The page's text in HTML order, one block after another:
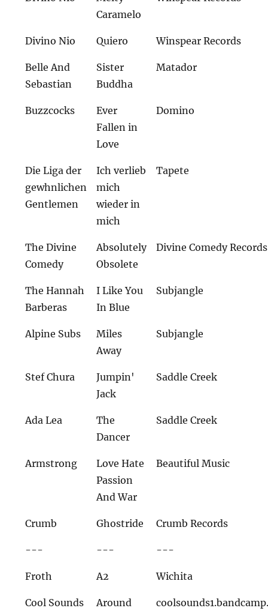
Caramelo
Divino Nio Quiero Winspear Records
Belle And
Sebastian
Sister
Buddha
Matador
Buzzcocks
Ever
Fallen in
Love
Domino
Die Liga der
gewhnlichen
Gentlemen
Ich verlieb
mich
wieder in
mich
Tapete
The Divine
Comedy
Absolutely
Obsolete
Divine Comedy Records
The Hannah
Barberas
I Like You
In Blue
Subjangle
Alpine Subs
Miles
Away
Subjangle
Stef Chura
Jumpin'
Jack
Saddle Creek
Ada Lea
The
Dancer
Saddle Creek
Armstrong
Love Hate
Passion
And War
Beautiful Music
Crumb Ghostride Crumb Records
--- --- ---
Froth A2 Wichita
Cool Sounds
Around